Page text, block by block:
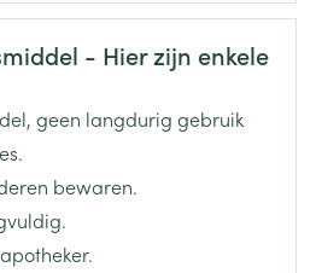
voedsel innemen
(EG) Generics &
Frans
- Hier zijn enkele
geen langdurig gebruik
bewaren.